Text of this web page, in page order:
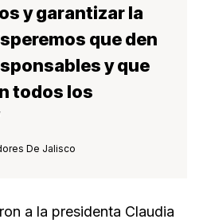
y garantizar la
que den
y que
todos los
De Jalisco
a la presidenta Claudia